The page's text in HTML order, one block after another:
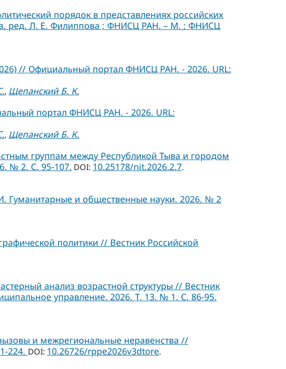
порядок в представлениях российских
ред. Л. Е. Филиппова ; ФНИСЦ РАН. – М. : ФНИСЦ
// Официальный портал ФНИСЦ РАН. - 2026. URL:
, Щепанский Б. К.
портал ФНИСЦ РАН. - 2026. URL:
, Щепанский Б. К.
группам между Республикой Тыва и городом
№ 2. С. 95-107. DOI: 10.25178/nit.2026.2.7.
Гуманитарные и общественные науки. 2026. № 2
политики // Вестник Российской
анализ возрастной структуры // Вестник
управление. 2026. Т. 13. № 1. C. 86-95.
и межрегиональные неравенства //
224. DOI: 10.26726/rppe2026v3dtore.